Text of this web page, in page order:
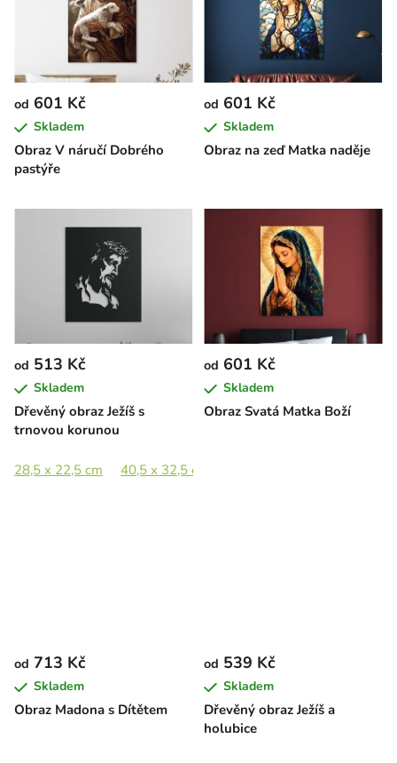
Obraz V náručí Dobrého
pastýře
od 601 Kč
Skladem
Obraz na zeď Matka naděje
od 601 Kč
Skladem
Dřevěný obraz Ježíš s
trnovou korunou
od 513 Kč
Skladem
28,5 x 22,5 cm 40,5 x 32,5 cm
Obraz Svatá Matka Boží
od 601 Kč
Skladem
Obraz Madona s Dítětem
od 713 Kč
Skladem
Dřevěný obraz Ježíš a
holubice
od 539 Kč
Skladem